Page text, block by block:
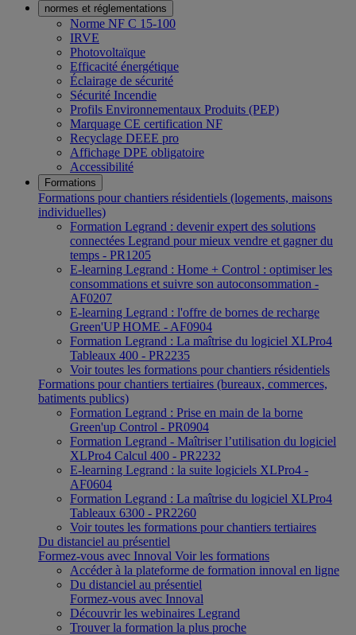
normes et réglementations
Norme NF C 15-100
IRVE
Photovoltaïque
Efficacité énergétique
Éclairage de sécurité
Sécurité Incendie
Profils Environnementaux Produits (PEP)
Marquage CE certification NF
Recyclage DEEE pro
Affichage DPE obligatoire
Accessibilité
Formations
Formations pour chantiers résidentiels (logements, maisons
individuelles)
Formation Legrand : devenir expert des solutions
connectées Legrand pour mieux vendre et gagner du
temps - PR1205
E-learning Legrand : Home + Control : optimiser les
consommations et suivre son autoconsommation -
AF0207
E-learning Legrand : l'offre de bornes de recharge
Green'UP HOME - AF0904
Formation Legrand : La maîtrise du logiciel XLPro4
Tableaux 400 - PR2235
Voir toutes les formations pour chantiers résidentiels
Formations pour chantiers tertiaires (bureaux, commerces,
batiments publics)
Formation Legrand : Prise en main de la borne
Green'up Control - PR0904
Formation Legrand - Maîtriser l’utilisation du logiciel
XLPro4 Calcul 400 - PR2232
E-learning Legrand : la suite logiciels XLPro4 -
AF0604
Formation Legrand : La maîtrise du logiciel XLPro4
Tableaux 6300 - PR2260
Voir toutes les formations pour chantiers tertiaires
Du distanciel au présentiel
Formez-vous avec Innoval Voir les formations
Accéder à la plateforme de formation innoval en ligne
Du distanciel au présentiel
Formez-vous avec Innoval
Découvrir les webinaires Legrand
Trouver la formation la plus proche